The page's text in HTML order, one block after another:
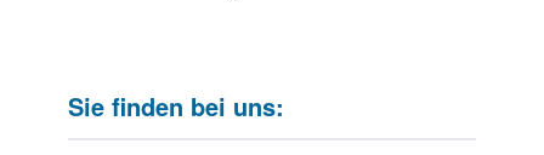
Sie finden bei uns: